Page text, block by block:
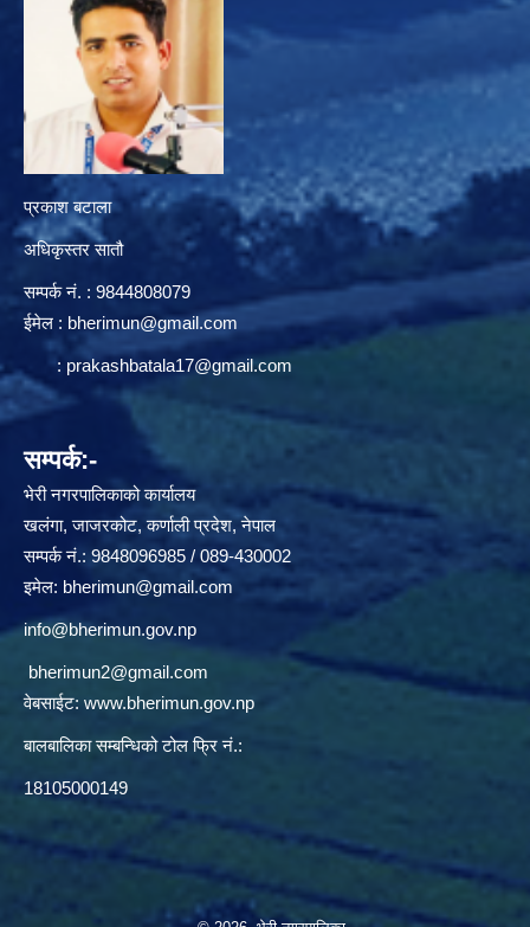
प्रकाश बटाला
अधिकृस्तर सातौ
सम्पर्क न‌ं. : 9844808079
ईमेल : bherimun@gmail.com
: prakashbatala17@gmail.com
सम्पर्क:-
भेरी नगरपालिकाको कार्यालय
खलंगा, जाजरकोट, कर्णाली प्रदेश, नेपाल
सम्पर्क नं.: 9848096985 / 089-430002
इमेल: bherimun@gmail.com
info@bherimun.gov.np
bherimun2@gmail.com
वेबसाईट: www.bherimun.gov.np
बालबालिका सम्बन्धिको टोल फ्रि नं.:
18105000149